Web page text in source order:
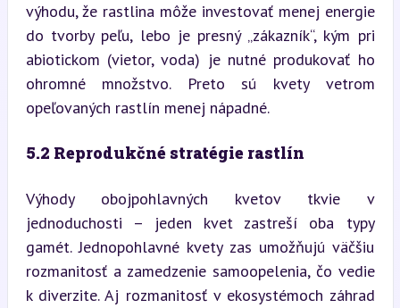
výhodu, že rastlina môže investovať menej energie
do tvorby peľu, lebo je presný „zákazník“, kým pri
abiotickom (vietor, voda) je nutné produkovať ho
ohromné množstvo. Preto sú kvety vetrom
opeľovaných rastlín menej nápadné.
5.2 Reprodukčné stratégie rastlín
Výhody obojpohlavných kvetov tkvie v
jednoduchosti – jeden kvet zastreší oba typy
gamét. Jednopohlavné kvety zas umožňujú väčšiu
rozmanitosť a zamedzenie samoopelenia, čo vedie
k diverzite. Aj rozmanitosť v ekosystémoch záhrad